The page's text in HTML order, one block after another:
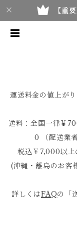
【重
運送料金の値上が
送料：全国一律
0 （配送業
税込￥7,000以上
(沖縄・離島のお客
詳しくはFAQの「